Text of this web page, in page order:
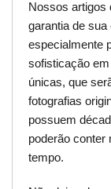
Nossos artigos
garantia de
especialmente
sofisticação
únicas, que
fotografias
possuem
poderão conter
tempo.